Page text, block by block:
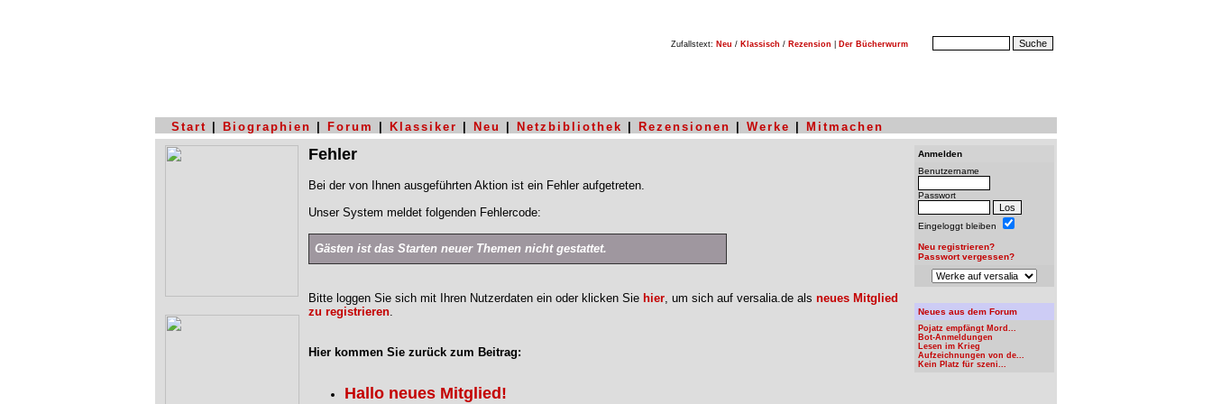
Zufallstext: Neu / Klassisch / Rezension Der Bücherwurm
Start Biographien Forum Klassiker Neu Netzbibliothek Rezensionen Werke Mitmachen
Fehler
Bei der von Ihnen ausgeführten Aktion ist ein Fehler aufgetreten.
Unser System meldet folgenden Fehlercode:
Gästen ist das Starten neuer Themen nicht gestattet.
Bitte loggen Sie sich mit Ihren Nutzerdaten ein oder klicken Sie hier, um sich auf versalia.de als neues Mitglied
zu registrieren.
Hier kommen Sie zurück zum Beitrag:
Hallo neues Mitglied!
Anmelden
Benutzername
Passwort
Eingeloggt bleiben
Neu registrieren?
Passwort vergessen?
Neues aus dem Forum
Pojatz empfängt Mord...
Bot-Anmeldungen
Lesen im Krieg
Aufzeichnungen von de...
Kein Platz für szeni...